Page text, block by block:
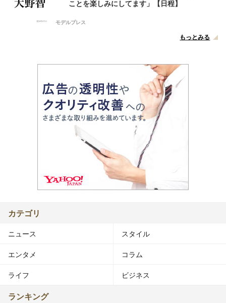
ことを楽しみにしてます」【日程】
モデルプレス
もっとみる
カテゴリ
ニュース スタイル
エンタメ コラム
ライフ ビジネス
ランキング